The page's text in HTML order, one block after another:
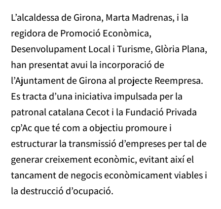
L’alcaldessa de Girona, Marta Madrenas, i la
regidora de Promoció Econòmica,
Desenvolupament Local i Turisme, Glòria Plana,
han presentat avui la incorporació de
l’Ajuntament de Girona al projecte Reempresa.
Es tracta d’una iniciativa impulsada per la
patronal catalana Cecot i la Fundació Privada
cp’Ac que té com a objectiu promoure i
estructurar la transmissió d’empreses per tal de
generar creixement econòmic, evitant així el
tancament de negocis econòmicament viables i
la destrucció d’ocupació.